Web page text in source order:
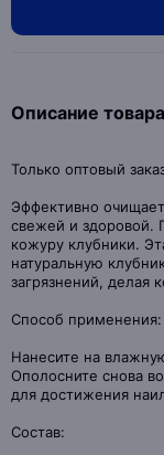
Описание товара
Только оптовый
Эффективно
свежей и здоровой.
кожуру клубники.
натуральную
загрязнений, делая
Способ применения:
Нанесите на
Ополосните снова
для достижения
Состав: